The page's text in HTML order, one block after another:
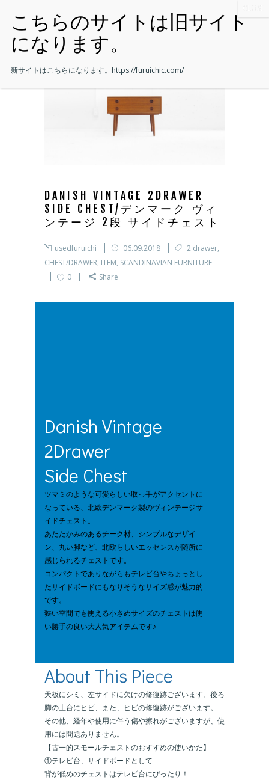
DANISH VINTAGE 2DRAWER
SIDE CHEST/デンマーク ヴィ
ンテージ 2段 サイドチェスト
usedfuruichi 06.09.2018 2 drawer,
CHEST/DRAWER, ITEM, SCANDINAVIAN FURNITURE
0
Share
Danish Vintage
2Drawer
Side Chest
ツマミのような可愛らしい取っ手がアクセントに
なっている、北欧デンマーク製のヴィンテージサ
イドチェスト。
あたたかみのあるチーク材、シンプルなデザイ
ン、丸い脚など、北欧らしいエッセンスが随所に
感じられるチェストです。
コンパクトでありながらもテレビ台やちょっとし
たサイドボードにもなりそうなサイズ感が魅力的
です。
狭い空間でも使える小さめサイズのチェストは使
い勝手の良い大人気アイテムです♪
天板にシミ、左サイドに欠けの修復跡ございます。後ろ
脚の土台にヒビ、また、ヒビの修復跡がございます。
その他、経年や使用に伴う傷や擦れがございますが、使
用には問題ありません。
【古一的スモールチェストのおすすめの使いかた】
①テレビ台、サイドボードとして
背が低めのチェストはテレビ台にぴったり！
新サイトはこちらになります。 https://furuichic.com/